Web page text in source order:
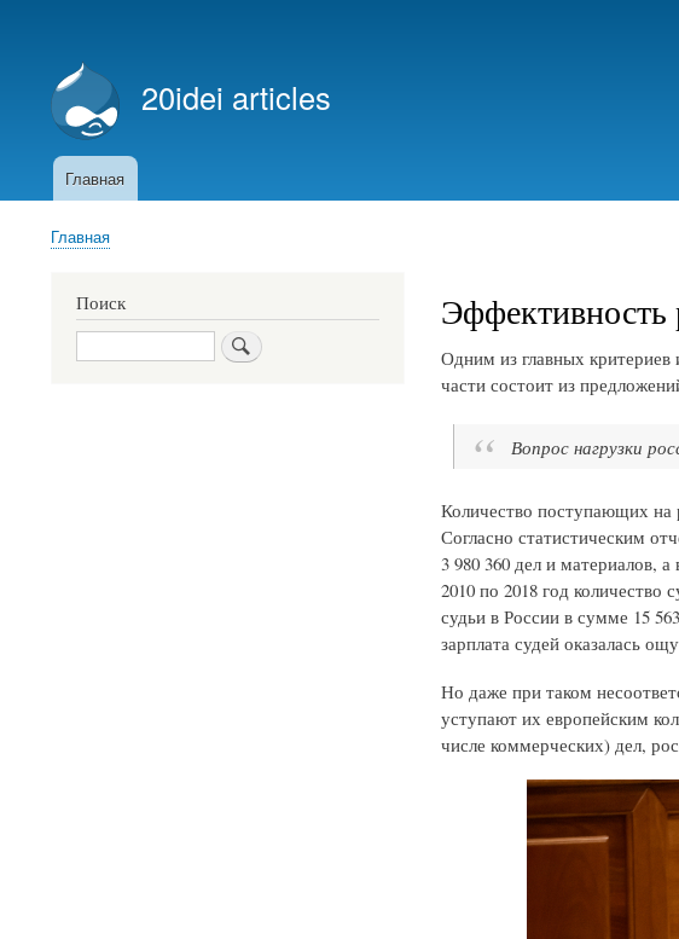
учётной
записи
пользователя
20idei articles
Основная
Главная
Строка
Главная
Эффективность
Одним из главных критериев
части состоит из
Вопрос нагрузки
Количество поступающих на
Согласно статистическим
3 980 360 дел и материалов,
2010 по 2018 год
судьи в России в сумме 15
зарплата судей оказалась
Но даже при таком
уступают их европейским
числе коммерческих) дел,
Поиск
Поиск